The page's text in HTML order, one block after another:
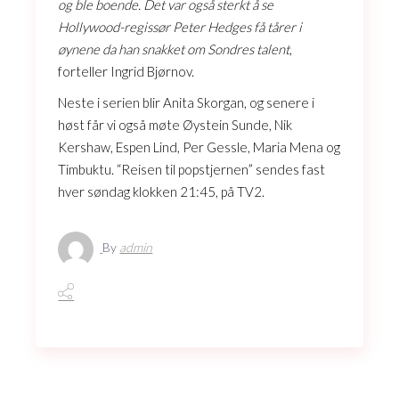
og ble boende. Det var også sterkt å se
Hollywood-regissør Peter Hedges få tårer i
øynene da han snakket om Sondres talent,
forteller Ingrid Bjørnov.
Neste i serien blir Anita Skorgan, og senere i
høst får vi også møte Øystein Sunde, Nik
Kershaw, Espen Lind, Per Gessle, Maria Mena og
Timbuktu. “Reisen til popstjernen” sendes fast
hver søndag klokken 21:45, på TV2.
By admin